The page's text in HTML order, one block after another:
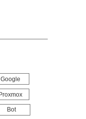
Google
Bot